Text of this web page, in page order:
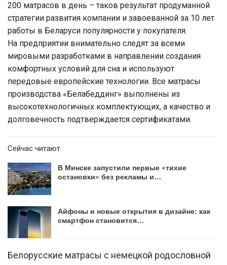
200 матрасов в день – таков результат продуманной
стратегии развития компании и завоеванной за 10 лет
работы в Беларуси популярности у покупателя.
На предприятии внимательно следят за всеми
мировыми разработками в направлении создания
комфортных условий для сна и используют
передовые европейские технологии. Все матрасы
производства «Белабеддинг» выполнены из
высокотехнологичных комплектующих, а качество и
долговечность подтверждается сертификатами.
Сейчас читают
В Минске запустили первые «тихие
остановки» без рекламы и…
Айфоны и новые открытия в дизайне: как
смартфон становится…
Белорусские матрасы с немецкой родословной